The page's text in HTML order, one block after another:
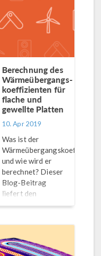
ausgestattet ist.
Erfahren Sie, wie
Apps den
Designprozess für
eine
beschleunigen…
Berechnung des
Wärmeübergangs-
koeffizienten für
flache und
gewellte Platten
10. Apr 2019
Was ist der
Wärmeübergangskoeffizient
und wie wird er
berechnet? Dieser
Blog-Beitrag
liefert den
theoretischen
Demonstrationen
für zwei Beispiele
in